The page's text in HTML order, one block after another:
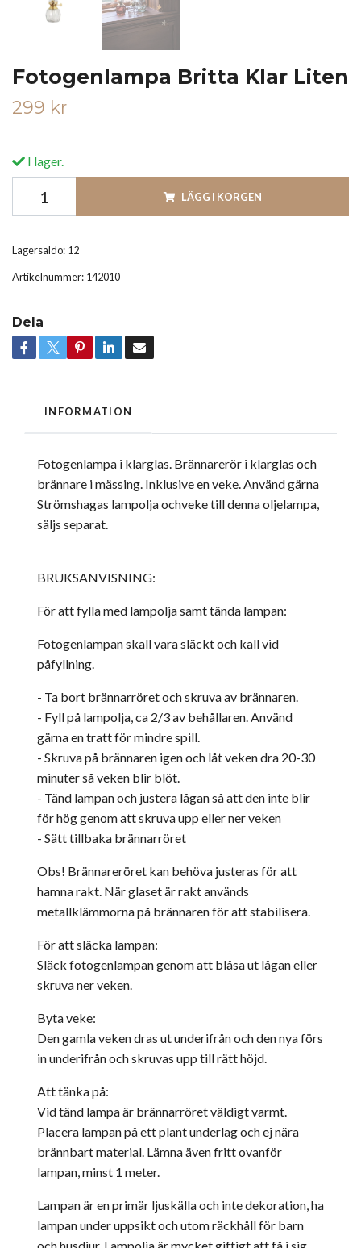
Fotogenlampa Britta Klar Liten
299 kr
I lager.
LÄGG I KORGEN
Lagersaldo: 12
Artikelnummer: 142010
Dela
INFORMATION
Fotogenlampa i klarglas. Brännarerör i klarglas och
brännare i mässing. Inklusive en veke. Använd gärna
Strömshagas lampolja ochveke till denna oljelampa,
säljs separat.
BRUKSANVISNING:
För att fylla med lampolja samt tända lampan:
Fotogenlampan skall vara släckt och kall vid
påfyllning.
- Ta bort brännarröret och skruva av brännaren.
- Fyll på lampolja, ca 2/3 av behållaren. Använd
gärna en tratt för mindre spill.
- Skruva på brännaren igen och låt veken dra 20-30
minuter så veken blir blöt.
- Tänd lampan och justera lågan så att den inte blir
för hög genom att skruva upp eller ner veken
- Sätt tillbaka brännarröret
Obs! Brännareröret kan behöva justeras för att
hamna rakt. När glaset är rakt används
metallklämmorna på brännaren för att stabilisera.
För att släcka lampan:
Släck fotogenlampan genom att blåsa ut lågan eller
skruva ner veken.
Byta veke:
Den gamla veken dras ut underifrån och den nya förs
in underifrån och skruvas upp till rätt höjd.
Att tänka på:
Vid tänd lampa är brännarröret väldigt varmt.
Placera lampan på ett plant underlag och ej nära
brännbart material. Lämna även fritt ovanför
lampan, minst 1 meter.
Lampan är en primär ljuskälla och inte dekoration, ha
lampan under uppsikt och utom räckhåll för barn